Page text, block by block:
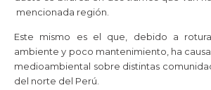
mencionada región.
Este mismo es el que, debido a
ambiente y poco mantenimiento, ha
medioambiental sobre distintas
del norte del Perú.